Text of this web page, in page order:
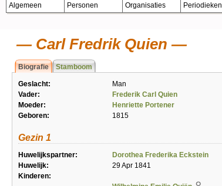
Algemeen Personen Organisaties Periodieken
Carl Fredrik Quien
Biografie Stamboom
Geslacht:
Man
Vader:
Frederik Carl Quien
Moeder:
Henriette Portener
Geboren:
1815
Gezin 1
Huwelijkspartner: Dorothea Frederika Eckstein
Huwelijk:
29 Apr 1841
Kinderen: